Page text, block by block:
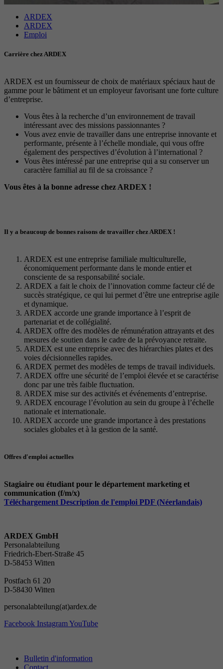
ARDEX
ARDEX
Emploi
Carrière chez ARDEX
ARDEX est un fournisseur de choix de matériaux spéciaux haut de
gamme pour le bâtiment et un employeur favorisant une forte culture
d’entreprise.
Vous êtes à la recherche d’un environnement de travail
intéressant avec des missions passionnantes ?
Vous avez envie de travailler dans une entreprise innovante et
performante, présente à l’échelle mondiale, qui vous offre
également des perspectives d’évolution à l’international ?
Vous êtes intéressé par une entreprise qui a su conserver un
caractère familial au fil de sa croissance ?
Vous êtes à la bonne adresse chez ARDEX !
Il y a beaucoup de bonnes raisons de travailler chez ARDEX !
ARDEX est une entreprise familiale multiculturelle,
économiquement performante dans le monde entier et
consciente de sa responsabilité sociale.
ARDEX a fait le choix de l’innovation comme facteur clé de
succès stratégique, ce qui lui permet d’être une entreprise agile
et dynamique.
ARDEX accorde une grande importance à l’esprit de
partenariat et de collégialité.
ARDEX offre des modèles de rémunération attrayants et des
mesures de soutien dans le cadre de la prévoyance retraite.
ARDEX est une entreprise avec des hiérarchies plates et des
voies décisionnelles rapides.
ARDEX permet des modèles de temps de travail individuels.
ARDEX offre une sécurité de l’emploi élevée et se caractérise
donc par une très faible fluctuation.
ARDEX mise sur des activités et événements d’entreprise.
ARDEX encourage l’évolution au sein du groupe à l’échelle
nationale et internationale.
ARDEX accorde une grande importance à des prestations
sociales globales et à la gestion de la santé.
Offres d'emploi actuelles
Stagiaire ou étudiant pour le département marketing et
communication (f/m/x)
Téléchargement Description de l'emploi PDF (Néerlandais)
ARDEX GmbH
Personalabteilung
Friedrich-Ebert-Straße 45
D-58453 Witten
Postfach 61 20
D-58430 Witten
personalabteilung(at)ardex.de
Facebook InstagramYouTube
Bulletin d'information
Contact
Période
Objectif
Prestataire .myfonts.net
Période 30 minutes
Objectif
Sert de licence pour l’utilisation d’une police
de myfonts.net.
Nom _GRECAPTCHA
Période 6 Monate
Objectif
(_GRECAPTCHA), wenn es zum Zweck der
Risikoanalyse ausgeführt wird.
avancée des scripts et des événements.
Nom
Période 1 Jour
Objectif
avancée des scripts et des événements.